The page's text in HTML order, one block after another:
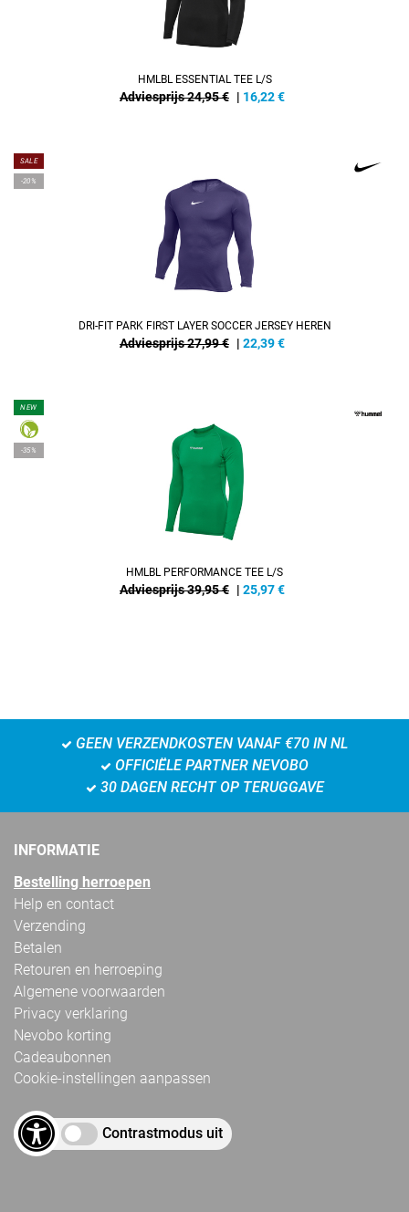
HMLBL ESSENTIAL TEE L/S
Adviesprijs 24,95 € | 16,22€
SALE
-20%
DRI-FIT PARK FIRST LAYER SOCCER JERSEY HEREN
Adviesprijs 27,99 € | 22,39€
NEW
-35%
HMLBL PERFORMANCE TEE L/S
Adviesprijs 39,95 € | 25,97€
GEEN VERZENDKOSTEN VANAF €70 IN NL
OFFICIËLE PARTNER NEVOBO
30 DAGEN RECHT OP TERUGGAVE
INFORMATIE
Bestelling herroepen
Help en contact
Verzending
Betalen
Retouren en herroeping
Algemene voorwaarden
Privacy verklaring
Nevobo korting
Cadeaubonnen
Cookie-instellingen aanpassen
Contrastmodus uit